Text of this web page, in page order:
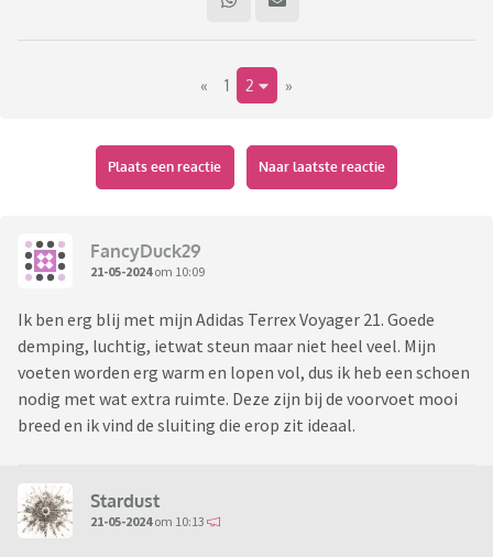
« 1 2 »
Plaats een reactie Naar laatste reactie
FancyDuck29
21-05-2024om 10:09
Ik ben erg blij met mijn Adidas Terrex Voyager 21. Goede
demping, luchtig, ietwat steun maar niet heel veel. Mijn
voeten worden erg warm en lopen vol, dus ik heb een schoen
nodig met wat extra ruimte. Deze zijn bij de voorvoet mooi
breed en ik vind de sluiting die erop zit ideaal.
Stardust
21-05-2024om 10:13